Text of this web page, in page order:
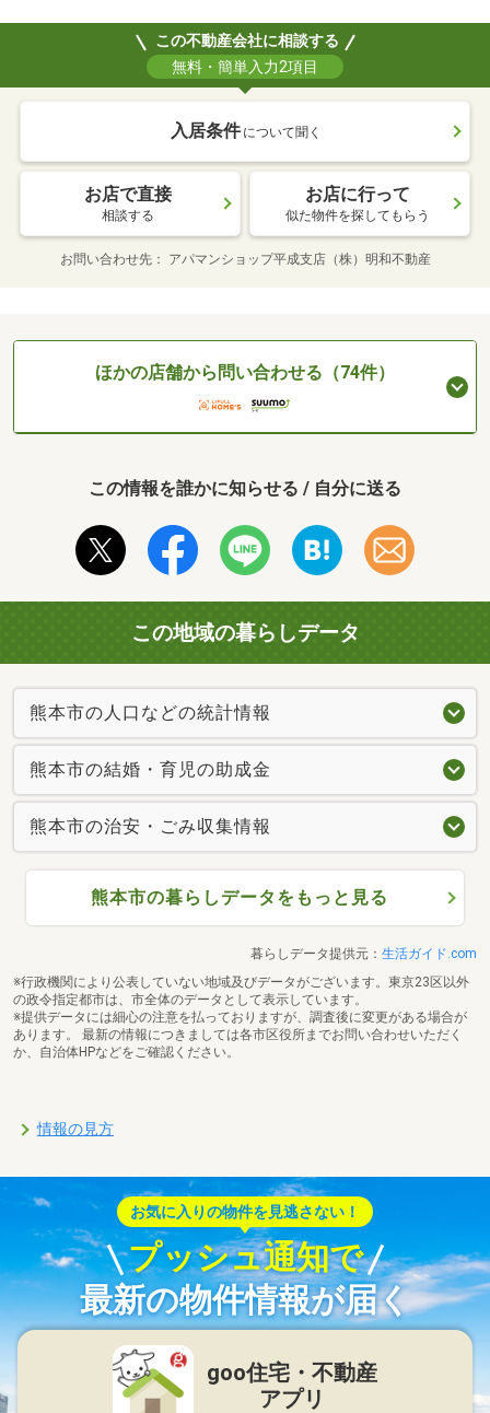
この不動産会社に相談する
無料・簡単入力2項目
入居条件 について聞く
お店で直接
相談する
お店に行って
似た物件を探してもらう
お問い合わせ先 アパマンショップ平成支店（株）明和不動産
ほかの店舗から問い合わせる（74件）
この情報を誰かに知らせる / 自分に送る
この地域の暮らしデータ
熊本市の人口などの統計情報
熊本市の結婚・育児の助成金
熊本市の治安・ごみ収集情報
熊本市の暮らしデータをもっと見る
暮らしデータ提供元： 生活ガイド.com
※行政機関により公表していない地域及びデータがございます。東京23区以外
の政令指定都市は、市全体のデータとして表示しています。
※提供データには細心の注意を払っておりますが、調査後に変更がある場合が
あります。 最新の情報につきましては各市区役所までお問い合わせいただく
か、自治体HPなどをご確認ください。
情報の見方
お気に入りの物件を見逃さない！
プッシュ通知で
最新の物件情報が届く
goo住宅・不動産
アプリ